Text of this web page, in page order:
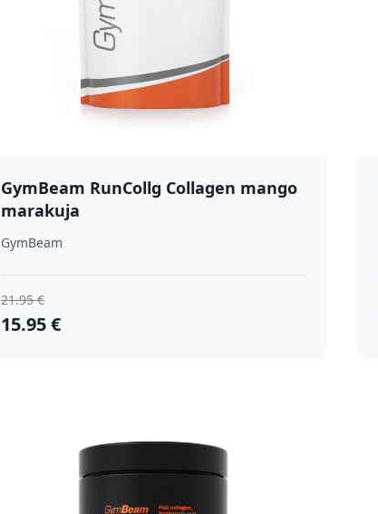
GymBeam RunCollg Collagen mango
marakuja
GymBeam
21.95 €
15.95 €